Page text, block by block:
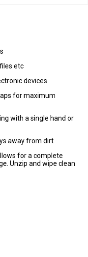
etc
devices
for maximum
with a single hand or
away from dirt
for a complete
Unzip and wipe clean